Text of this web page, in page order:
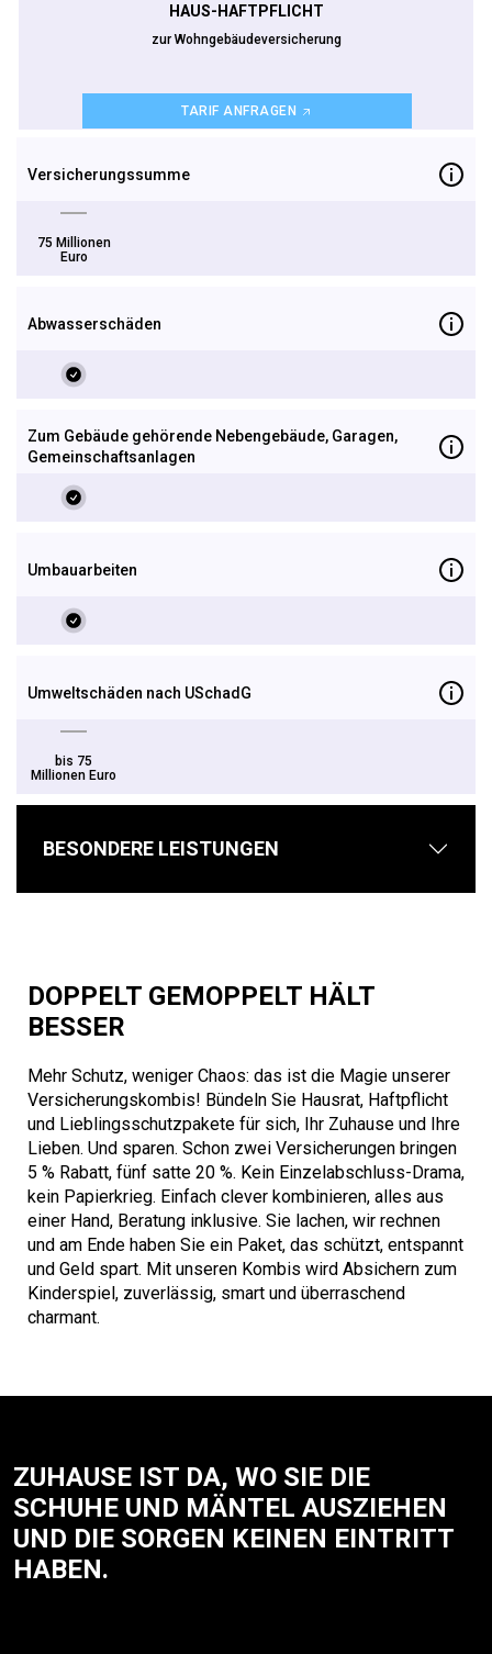
HAUS-HAFTPFLICHT
zur Wohngebäudeversicherung
TARIF ANFRAGEN
Versicherungs­summe
75 Millionen
Euro
Abwasserschäden
Zum Gebäude gehörende Nebengebäude, Garagen,
Gemeinschaftsanlagen
Umbauarbeiten
Umweltschäden nach USchadG
bis 75
Millionen Euro
BESONDERE LEISTUNGEN
DOPPELT GEMOPPELT HÄLT
BESSER
Mehr Schutz, weniger Chaos: das ist die Magie unserer
Versicherungskombis! Bündeln Sie Hausrat, Haftpflicht
und Lieblingsschutzpakete für sich, Ihr Zuhause und Ihre
Lieben. Und sparen. Schon zwei Versicherungen bringen
5 % Rabatt, fünf satte 20 %. Kein Einzelabschluss-Drama,
kein Papierkrieg. Einfach clever kombinieren, alles aus
einer Hand, Beratung inklusive. Sie lachen, wir rechnen
und am Ende haben Sie ein Paket, das schützt, entspannt
und Geld spart. Mit unseren Kombis wird Absichern zum
Kinderspiel, zuverlässig, smart und überraschend
charmant.
ZUHAUSE IST DA, WO SIE DIE
SCHUHE UND MÄNTEL AUSZIEHEN
UND DIE SORGEN KEINEN EINTRITT
HABEN.